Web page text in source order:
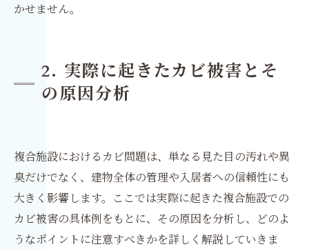
かせません。
2. 実際に起きたカビ被害とそ
の原因分析
複合施設におけるカビ問題は、単なる見た目の汚れや異
臭だけでなく、建物全体の管理や入居者への信頼性にも
大きく影響します。ここでは実際に起きた複合施設での
カビ被害の具体例をもとに、その原因を分析し、どのよ
うなポイントに注意すべきかを詳しく解説していきま